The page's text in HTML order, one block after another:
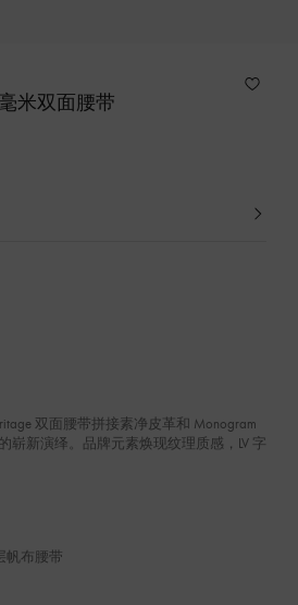
米双面腰带
双面腰带拼接素净皮革和 Monogram
崭新演绎。品牌元素焕现纹理质感，LV 字
帆布腰带